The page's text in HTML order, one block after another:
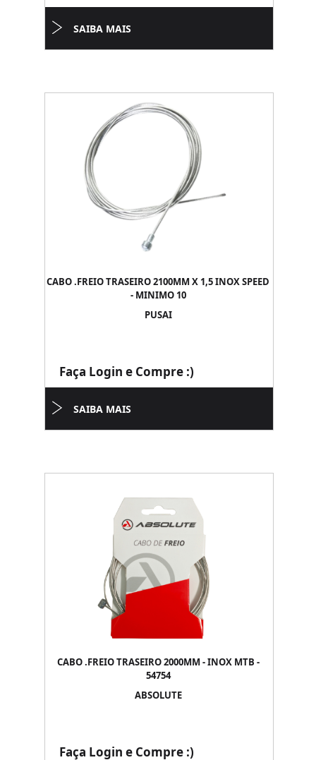
SAIBA MAIS
CABO .FREIO TRASEIRO 2100MM X 1,5 INOX SPEED
- MINIMO 10
PUSAI
Faça Login e Compre :)
SAIBA MAIS
CABO .FREIO TRASEIRO 2000MM - INOX MTB -
54754
ABSOLUTE
Faça Login e Compre :)